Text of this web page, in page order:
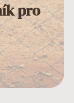
pro